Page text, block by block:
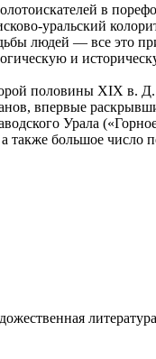
в
уральский
людей — все это
и
половины XIX в.
впервые
Урала
также большое число